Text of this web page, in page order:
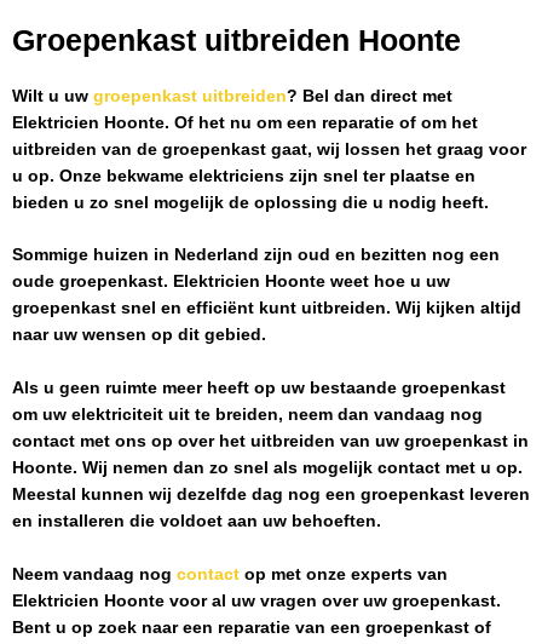
Groepenkast uitbreiden Hoonte
Wilt u uw groepenkast uitbreiden? Bel dan direct met
Elektricien Hoonte. Of het nu om een reparatie of om het
uitbreiden van de groepenkast gaat, wij lossen het graag voor
u op. Onze bekwame elektriciens zijn snel ter plaatse en
bieden u zo snel mogelijk de oplossing die u nodig heeft.
Sommige huizen in Nederland zijn oud en bezitten nog een
oude groepenkast. Elektricien Hoonte weet hoe u uw
groepenkast snel en efficiënt kunt uitbreiden. Wij kijken altijd
naar uw wensen op dit gebied.
Als u geen ruimte meer heeft op uw bestaande groepenkast
om uw elektriciteit uit te breiden, neem dan vandaag nog
contact met ons op over het uitbreiden van uw groepenkast in
Hoonte. Wij nemen dan zo snel als mogelijk contact met u op.
Meestal kunnen wij dezelfde dag nog een groepenkast leveren
en installeren die voldoet aan uw behoeften.
Neem vandaag nog contact op met onze experts van
Elektricien Hoonte voor al uw vragen over uw groepenkast.
Bent u op zoek naar een reparatie van een groepenkast of